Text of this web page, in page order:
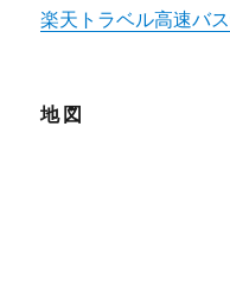
楽天トラベル高速バ
地図